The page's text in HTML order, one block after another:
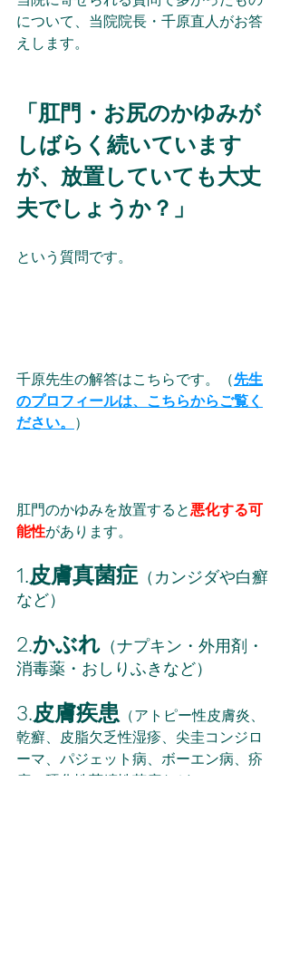
について、当院院長・千原直人がお答
えします。
「 肛門・お尻のかゆみが
しばらく続いています
が、放置していても大丈
夫でしょうか？ 」
という質問です。
千原先生の解答はこちらです。（先生
のプロフィールは、こちらからご覧く
ださい。
）
肛門のかゆみを放置すると悪化する可
能性があります。
1.皮膚真菌症（カンジダや白癬
など）
2.かぶれ （ナプキン・外用剤・
消毒薬・おしりふきなど）
3.皮膚疾患 （アトピー性皮膚炎、
乾癬、皮脂欠乏性湿疹、尖圭コンジロ
ーマ、パジェット病、ボーエン病、疥
癬、硬化性萎縮性苔癬など）